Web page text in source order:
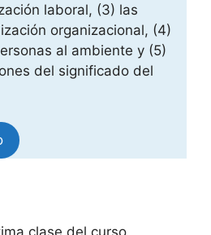
laboral, (3) las
organizacional, (4)
al ambiente y (5)
del significado del
clase del curso